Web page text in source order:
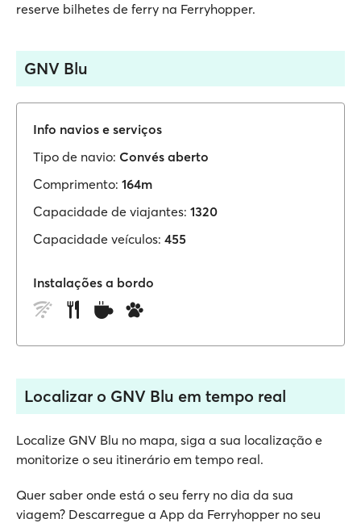
reserve bilhetes de ferry na Ferryhopper.
GNV Blu
Info navios e serviços
Tipo de navio: Convés aberto
Comprimento: 164m
Capacidade de viajantes: 1320
Capacidade veículos: 455
Instalações a bordo
Localizar o GNV Blu em tempo real
Localize GNV Blu no mapa, siga a sua localização e
monitorize o seu itinerário em tempo real.
Quer saber onde está o seu ferry no dia da sua
viagem? Descarregue a App da Ferryhopper no seu